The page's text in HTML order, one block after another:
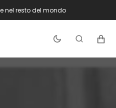
nel resto del mondo
Carrello